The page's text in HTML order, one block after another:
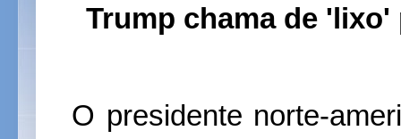
Trump chama de
O presidente norte-